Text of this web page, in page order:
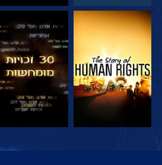
צפה צפה